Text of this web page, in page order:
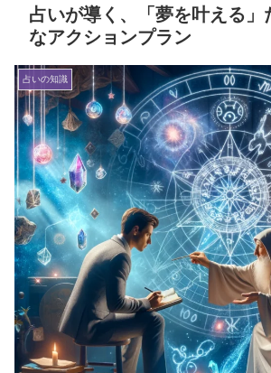
占いが導く、「夢を叶える」
なアクションプラン
占いの知識